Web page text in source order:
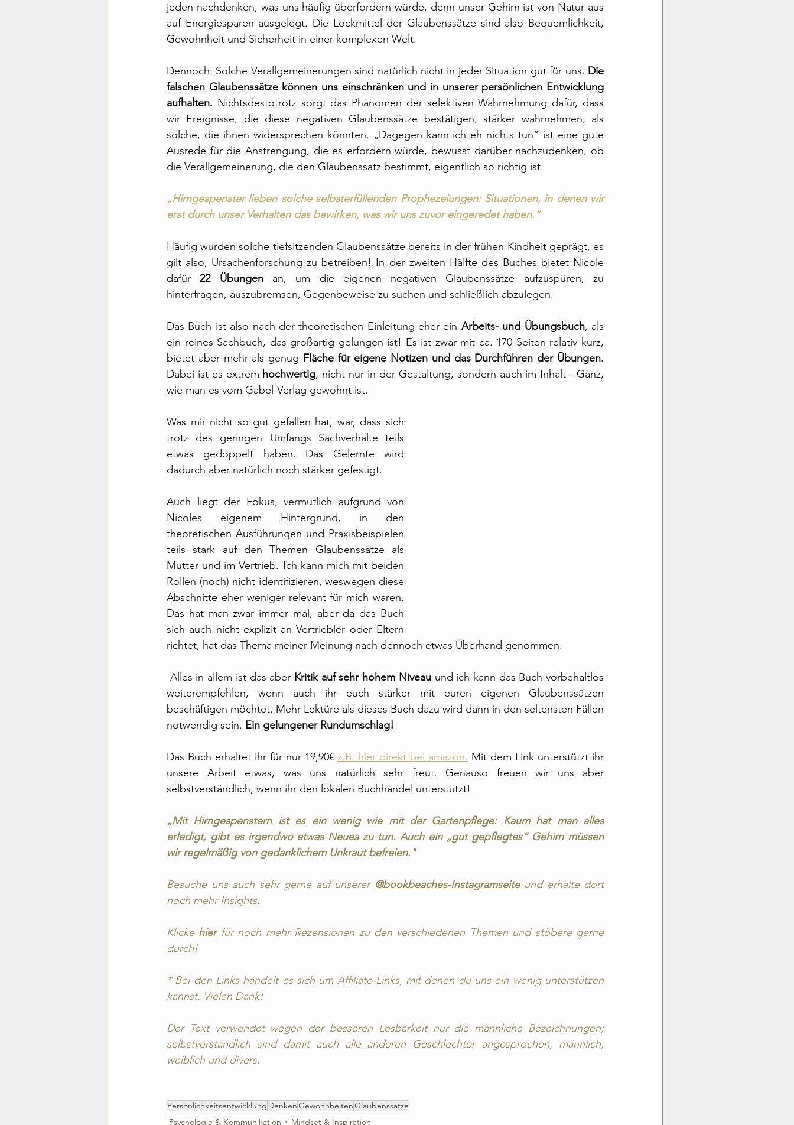
jeden nachdenken, was uns häufig überfordern würde, denn unser Gehirn ist von Natur aus
auf Energiesparen ausgelegt. Die Lockmittel der Glaubenssätze sind also Bequemlichkeit,
Gewohnheit und Sicherheit in einer komplexen Welt.
Dennoch: Solche Verallgemeinerungen sind natürlich nicht in jeder Situation gut für uns. Die
falschen Glaubenssätze können uns einschränken und in unserer persönlichen Entwicklung
aufhalten. Nichtsdestotrotz sorgt das Phänomen der selektiven Wahrnehmung dafür, dass
wir Ereignisse, die diese negativen Glaubenssätze bestätigen, stärker wahrnehmen, als
solche, die ihnen widersprechen könnten. „Dagegen kann ich eh nichts tun“ ist eine gute
Ausrede für die Anstrengung, die es erfordern würde, bewusst darüber nachzudenken, ob
die Verallgemeinerung, die den Glaubenssatz bestimmt, eigentlich so richtig ist.
„Hirngespenster lieben solche selbsterfüllenden Prophezeiungen: Situationen, in denen wir
erst durch unser Verhalten das bewirken, was wir uns zuvor eingeredet haben.“
Häufig wurden solche tiefsitzenden Glaubenssätze bereits in der frühen Kindheit geprägt, es
gilt also, Ursachenforschung zu betreiben! In der zweiten Hälfte des Buches bietet Nicole
dafür 22 Übungen an, um die eigenen negativen Glaubenssätze aufzuspüren, zu
hinterfragen, auszubremsen, Gegenbeweise zu suchen und schließlich abzulegen.
Das Buch ist also nach der theoretischen Einleitung eher ein Arbeits- und Übungsbuch, als
ein reines Sachbuch, das großartig gelungen ist! Es ist zwar mit ca. 170 Seiten relativ kurz,
bietet aber mehr als genug
Dabei ist es extrem hochwertig, nicht nur in der Gestaltung, sondern auch im Inhalt - Ganz,
wie man es vom Gabel-Verlag gewohnt ist.
Was mir nicht so gut gefallen hat, war, dass sich
trotz des geringen Umfangs Sachverhalte teils
etwas gedoppelt haben. Das Gelernte wird
dadurch aber natürlich noch stärker gefestigt.
Auch liegt der Fokus, vermutlich aufgrund von
Nicoles eigenem Hintergrund, in den
theoretischen Ausführungen und Praxisbeispielen
teils stark auf den Themen Glaubenssätze als
Mutter und im Vertrieb. Ich kann mich mit beiden
Rollen (noch) nicht identifizieren, weswegen diese
Abschnitte eher weniger relevant für mich waren.
Das hat man zwar immer mal, aber da das Buch
sich auch nicht explizit an Vertriebler oder Eltern
richtet, hat das Thema meiner Meinung nach dennoch etwas Überhand genommen.
Alles in allem ist das aber Kritik auf sehr hohem Niveau und ich kann das Buch vorbehaltlos
weiterempfehlen, wenn auch ihr euch stärker mit euren eigenen Glaubenssätzen
beschäftigen möchtet. Mehr Lektüre als dieses Buch dazu wird dann in den seltensten Fällen
notwendig sein. Ein gelungener Rundumschlag!
Das Buch erhaltet ihr für nur 19,90€ z.B. hier direkt bei amazon. Mit dem Link unterstützt ihr
unsere Arbeit etwas, was uns natürlich sehr freut. Genauso freuen wir uns aber
selbstverständlich, wenn ihr den lokalen Buchhandel unterstützt!
„Mit Hirngespenstern ist es ein wenig wie mit der Gartenpflege: Kaum hat man alles
erledigt, gibt es irgendwo etwas Neues zu tun. Auch ein „gut gepflegtes“ Gehirn müssen
wir regelmäßig von gedanklichem Unkraut befreien."
Besuche uns auch sehr gerne auf unserer @bookbeaches-Instagramseite und erhalte dort
noch mehr Insights.
Klicke hier für noch mehr Rezensionen zu den verschiedenen Themen und stöbere gerne
durch!
* Bei den Links handelt es sich um Affiliate-Links, mit denen du uns ein wenig unterstützen
kannst. Vielen Dank!
Der Text verwendet wegen der besseren Lesbarkeit nur die männliche Bezeichnungen;
selbstverständlich sind damit auch alle anderen Geschlechter angesprochen, männlich,
weiblich und divers.
Persönlichkeitsentwicklung DenkenGewohnheitenGlaubenssätze
Psychologie & Kommunikation
Mindset & Inspiration